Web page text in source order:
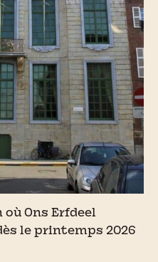
où Ons Erfdeel
le printemps 2026